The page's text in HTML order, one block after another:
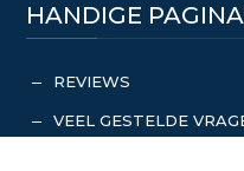
HANDIGE
K REVIEWS
K VEEL GESTELDE